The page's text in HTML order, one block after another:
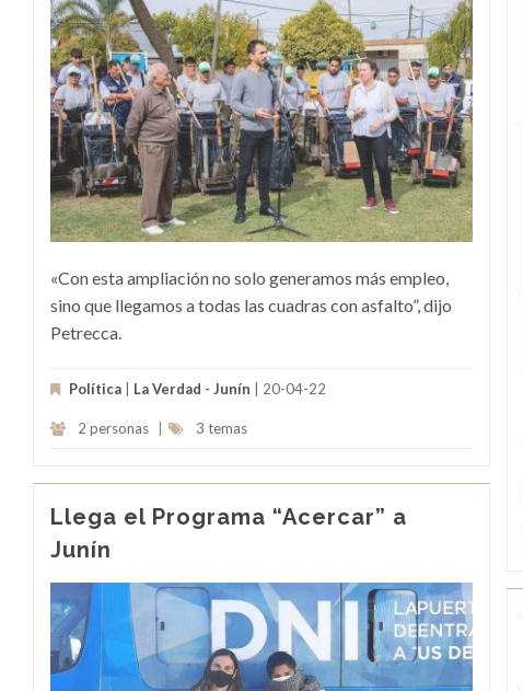
«Con esta ampliación no solo generamos más empleo,
sino que llegamos a todas las cuadras con asfalto”, dijo
Petrecca.
Política La Verdad - Junín | 20-04-22
2 personas 3 temas
Llega el Programa “Acercar” a
Junín